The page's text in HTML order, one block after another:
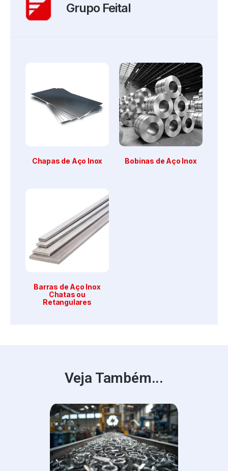
Grupo Feital
Chapas de Aço Inox Bobinas de Aço Inox
Barras de Aço Inox
Chatas ou
Retangulares
Veja Também...